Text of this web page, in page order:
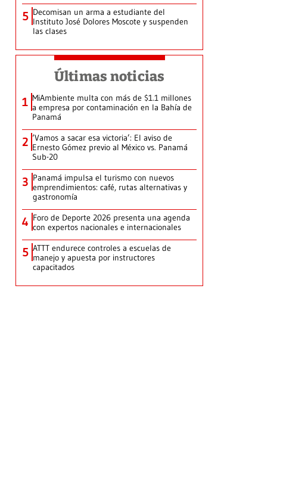
5 Decomisan un arma a estudiante del
Instituto José Dolores Moscote y suspenden
las clases
Últimas noticias
1 MiAmbiente multa con más de $1.1 millones
a empresa por contaminación en la Bahía de
Panamá
2 ‘Vamos a sacar esa victoria’: El aviso de
Ernesto Gómez previo al México vs. Panamá
Sub-20
3 Panamá impulsa el turismo con nuevos
emprendimientos: café, rutas alternativas y
gastronomía
4 Foro de Deporte 2026 presenta una agenda
con expertos nacionales e internacionales
5 ATTT endurece controles a escuelas de
manejo y apuesta por instructores
capacitados